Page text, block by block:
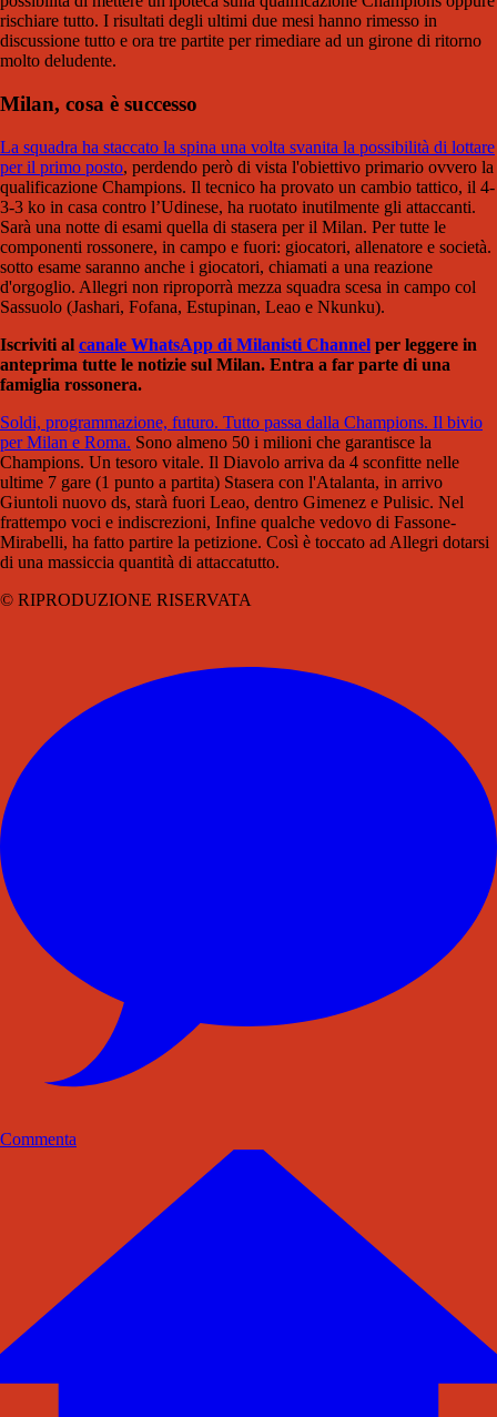
rischiare tutto. I risultati degli ultimi due mesi hanno rimesso in
discussione tutto e ora tre partite per rimediare ad un girone di ritorno
molto deludente.
Milan, cosa è successo
La squadra ha staccato la spina una volta svanita la possibilità di lottare
per il primo posto, perdendo però di vista l'obiettivo primario ovvero la
qualificazione Champions. Il tecnico ha provato un cambio tattico, il 4-
3-3 ko in casa contro l’Udinese, ha ruotato inutilmente gli attaccanti.
Sarà una notte di esami quella di stasera per il Milan. Per tutte le
componenti rossonere, in campo e fuori: giocatori, allenatore e società.
sotto esame saranno anche i giocatori, chiamati a una reazione
d'orgoglio. Allegri non riproporrà mezza squadra scesa in campo col
Sassuolo (Jashari, Fofana, Estupinan, Leao e Nkunku).
Iscriviti al canale WhatsApp di Milanisti Channel per leggere in
anteprima tutte le notizie sul Milan. Entra a far parte di una
famiglia rossonera.
Soldi, programmazione, futuro. Tutto passa dalla Champions. Il bivio
per Milan e Roma. Sono almeno 50 i milioni che garantisce la
Champions. Un tesoro vitale. Il Diavolo arriva da 4 sconfitte nelle
ultime 7 gare (1 punto a partita) Stasera con l'Atalanta, in arrivo
Giuntoli nuovo ds, starà fuori Leao, dentro Gimenez e Pulisic. Nel
frattempo voci e indiscrezioni, Infine qualche vedovo di Fassone-
Mirabelli, ha fatto partire la petizione. Così è toccato ad Allegri dotarsi
di una massiccia quantità di attaccatutto.
© RIPRODUZIONE RISERVATA
Commenta